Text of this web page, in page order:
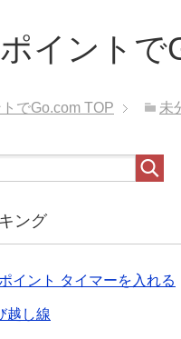
イントで
でGo.com TOP 未
ング
イント タイマーを入れる
越し線